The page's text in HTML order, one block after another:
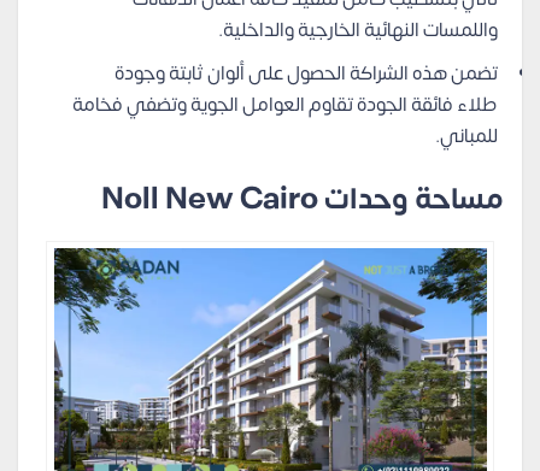
واللمسات النهائية الخارجية والداخلية.
تضمن هذه الشراكة الحصول على ألوان ثابتة وجودة
طلاء فائقة الجودة تقاوم العوامل الجوية وتضفي فخامة
للمباني.
مساحة وحداتNoll New Cairo